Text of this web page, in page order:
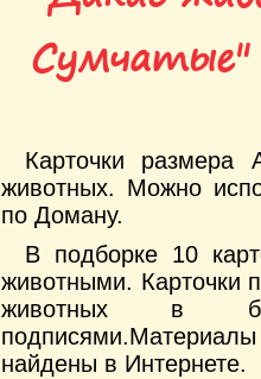
Сумчатые"
Карточки размера
животных. Можно
по Доману.
В подборке 10
животными. Карточки
животных в
найдены в Интернете.